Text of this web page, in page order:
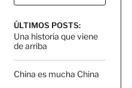
ÚLTIMOS POSTS:
Una historia que viene
de arriba
China es mucha China